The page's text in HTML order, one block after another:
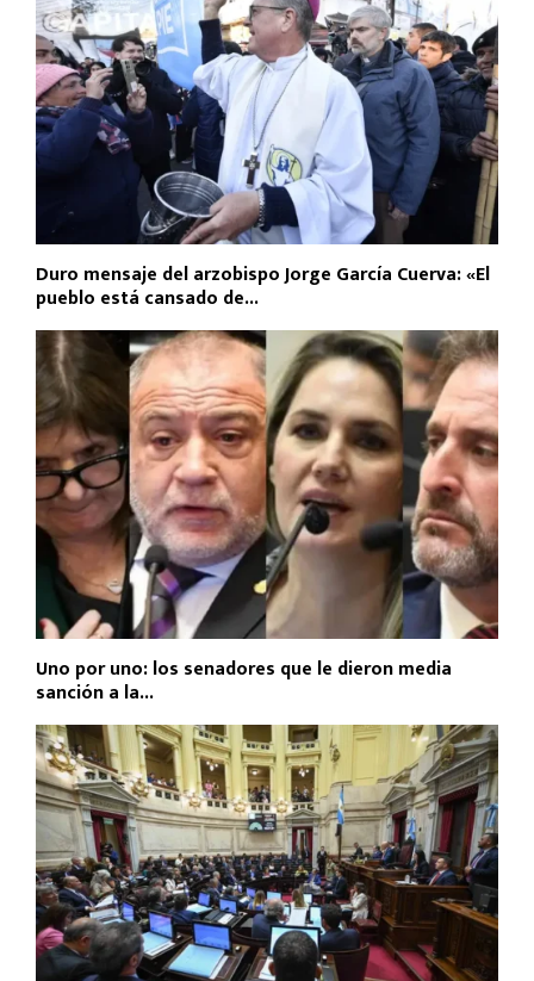
Duro mensaje del arzobispo Jorge García Cuerva: «El
pueblo está cansado de...
Uno por uno: los senadores que le dieron media
sanción a la...